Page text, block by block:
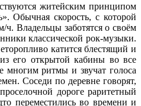
житейским принципом
Обычная скорость, с которой
Владельцы заботятся о своём
классической рок-музыки.
катится блестящий и
его открытой кабины во все
многим ритмы и звучат голоса
Соседи по деревне говорят,
дороге раритетный
переместились во времени и